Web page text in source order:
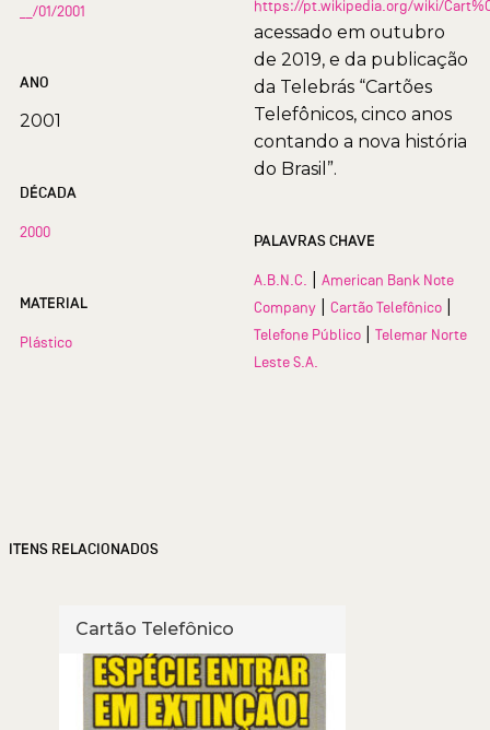
__/01/2001
ANO
2001
DÉCADA
2000
MATERIAL
Plástico
https://pt.wikipedia.org/wiki/
acessado em outubro
de 2019, e da publicação
da Telebrás “Cartões
Telefônicos, cinco anos
contando a nova história
do Brasil”.
PALAVRAS CHAVE
A.B.N.C.
American Bank Note
Company
Cartão Telefônico
Telefone Público
Telemar Norte
Leste S.A.
ITENS RELACIONADOS
Cartão Telefônico